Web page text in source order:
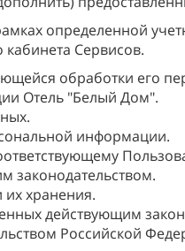
определенной
кабинета Сервисов.
обработки его
Отель "Белый Дом".
информации.
законодательством.
хранения.
действующим
Российской